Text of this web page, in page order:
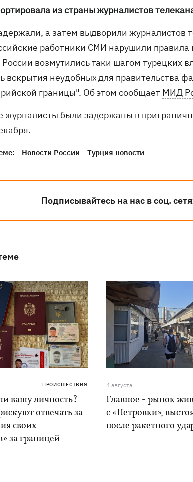
из страны журналистов
а затем выдворили журналистов
работники СМИ нарушили
возмутились таки шагом турецких
вскрытия неудобных для правительства
границы". Об этом сообщает МИД
журналисты были задержаны в
Новости России Турция новости
Подписывайтесь на нас в соц.
ПРОИСШЕСТВИЯ
вашу личность?
отвечать за
своих
за границей
4 августа
Главное - рынок
с «Петровки»,
после ракетного